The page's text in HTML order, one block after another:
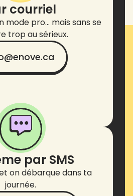
courriel
mode pro… mais sans se
trop au sérieux.
par SMS
et on débarque dans ta
journée.